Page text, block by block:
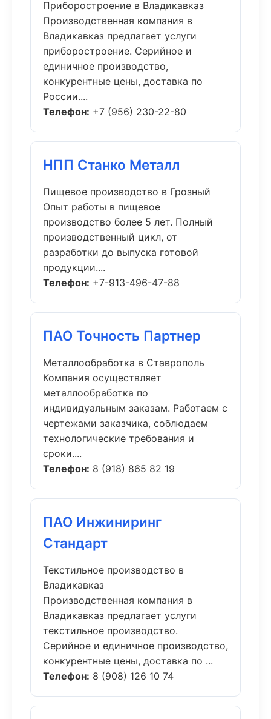
Приборостроение в Владикавказ
Производственная компания в
Владикавказ предлагает услуги
приборостроение. Серийное и
единичное производство,
конкурентные цены, доставка по
России....
Телефон: +7 (956) 230-22-80
НПП Станко Металл
Пищевое производство в Грозный
Опыт работы в пищевое
производство более 5 лет. Полный
производственный цикл, от
разработки до выпуска готовой
продукции....
Телефон: +7-913-496-47-88
ПАО Точность Партнер
Металлообработка в Ставрополь
Компания осуществляет
металлообработка по
индивидуальным заказам. Работаем с
чертежами заказчика, соблюдаем
технологические требования и
сроки....
Телефон: 8 (918) 865 82 19
ПАО Инжиниринг
Стандарт
Текстильное производство в
Владикавказ
Производственная компания в
Владикавказ предлагает услуги
текстильное производство.
Серийное и единичное производство,
конкурентные цены, доставка по ...
Телефон: 8 (908) 126 10 74